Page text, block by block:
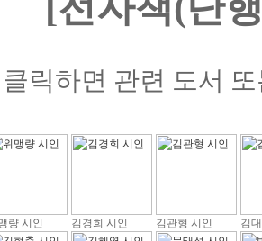
릭하면 관련 도서
량 시인 김경희 시인 김관형 시인 김